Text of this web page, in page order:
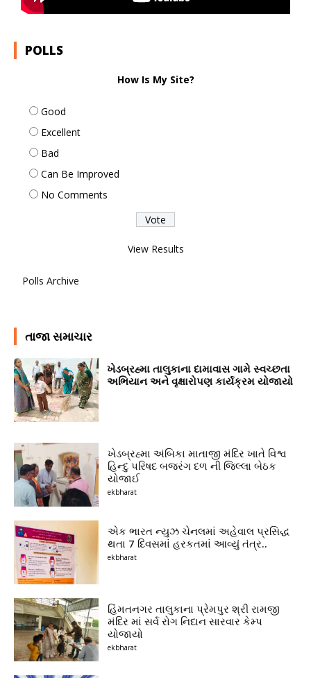
POLLS
How Is My Site?
Good
Excellent
Bad
Can Be Improved
No Comments
View Results
Polls Archive
તાજા સમાચાર
ખેડબ્રહ્મા તાલુકાના દામાવાસ ગામે સ્વચ્છતા
અભિયાન અને વૃક્ષારોપણ કાર્યક્રમ યોજાયો
ખેડબ્રહ્મા અંબિકા માતાજી મંદિર ખાતે વિશ્વ
હિન્દુ પરિષદ બજરંગ દળ ની જિલ્લા બેઠક
યોજાઈ
ekbharat
એક ભારત ન્યુઝ ચેનલમાં અહેવાલ પ્રસિદ્ધ
થતા 7 દિવસમાં હરકતમાં આવ્યું તંત્ર..
ekbharat
હિંમતનગર તાલુકાના પ્રેમપુર શ્રી રામજી
મંદિર માં સર્વ રોગ નિદાન સારવાર કેમ્પ
યોજાયો
ekbharat